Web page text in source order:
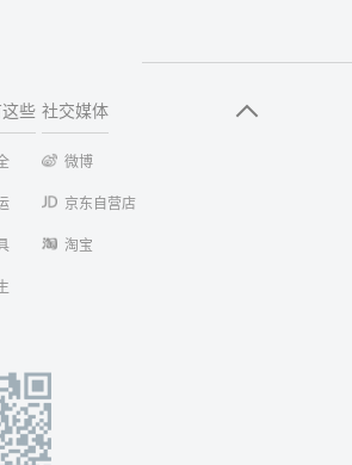
些 社交媒体
微博
京东自营店
淘宝